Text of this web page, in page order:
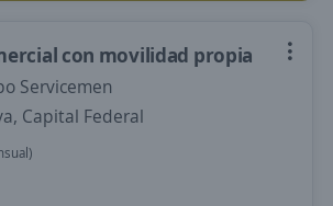
con movilidad propia
Servicemen
Capital Federal